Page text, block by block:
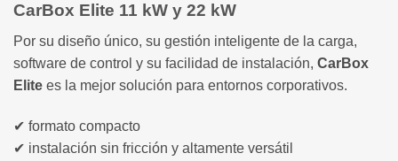
CarBox Elite 11 kW y 22 kW
Por su diseño único, su gestión inteligente de la carga,
software de control y su facilidad de instalación, CarBox
Elite es la mejor solución para entornos corporativos.
✔ formato compacto
✔ instalación sin fricción y altamente versátil